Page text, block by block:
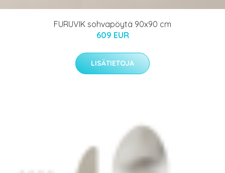
FURUVIK sohvapöytä 90x90 cm
609 EUR
LISÄTIETOJA